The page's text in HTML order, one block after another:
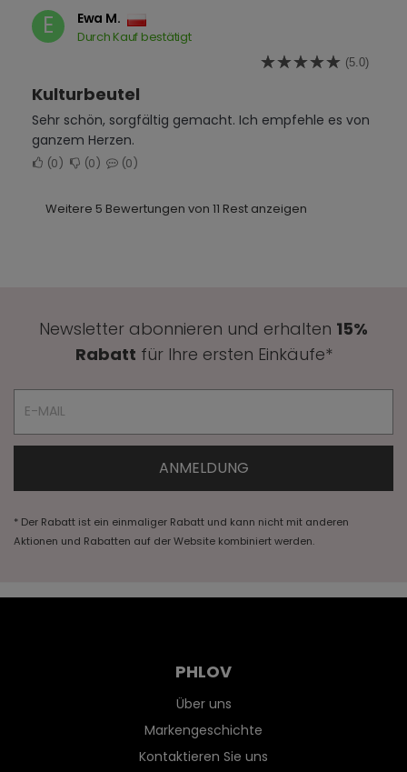
E Ewa M.
Durch Kauf bestätigt
(5.0)
Kulturbeutel
Sehr schön, sorgfältig gemacht. Ich empfehle es von
ganzem Herzen.
0 0 0
Weitere 5 Bewertungen von 11 Rest anzeigen
Newsletter abonnieren und erhalten 15%
Rabatt für Ihre ersten Einkäufe*
* Der Rabatt ist ein einmaliger Rabatt und kann nicht mit anderen
Aktionen und Rabatten auf der Website kombiniert werden.
PHLOV
Über uns
Markengeschichte
Kontaktieren Sie uns